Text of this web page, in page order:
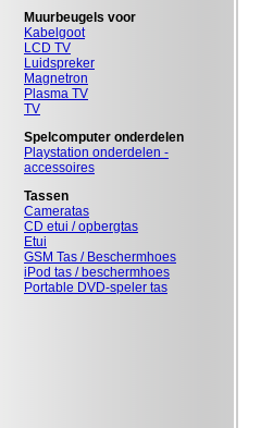
Muurbeugels voor
Kabelgoot
LCD TV
Luidspreker
Magnetron
Plasma TV
TV
Spelcomputer onderdelen
Playstation onderdelen -
accessoires
Tassen
Cameratas
CD etui / opbergtas
Etui
GSM Tas / Beschermhoes
iPod tas / beschermhoes
Portable DVD-speler tas